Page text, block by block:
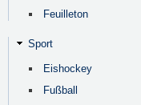
Feuilleton
Sport
Eishockey
Fußball